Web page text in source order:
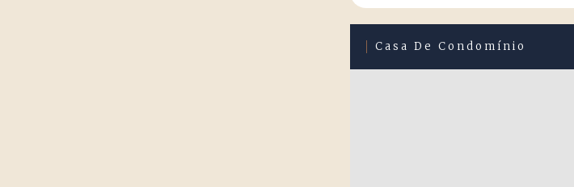
Casa De Condomínio